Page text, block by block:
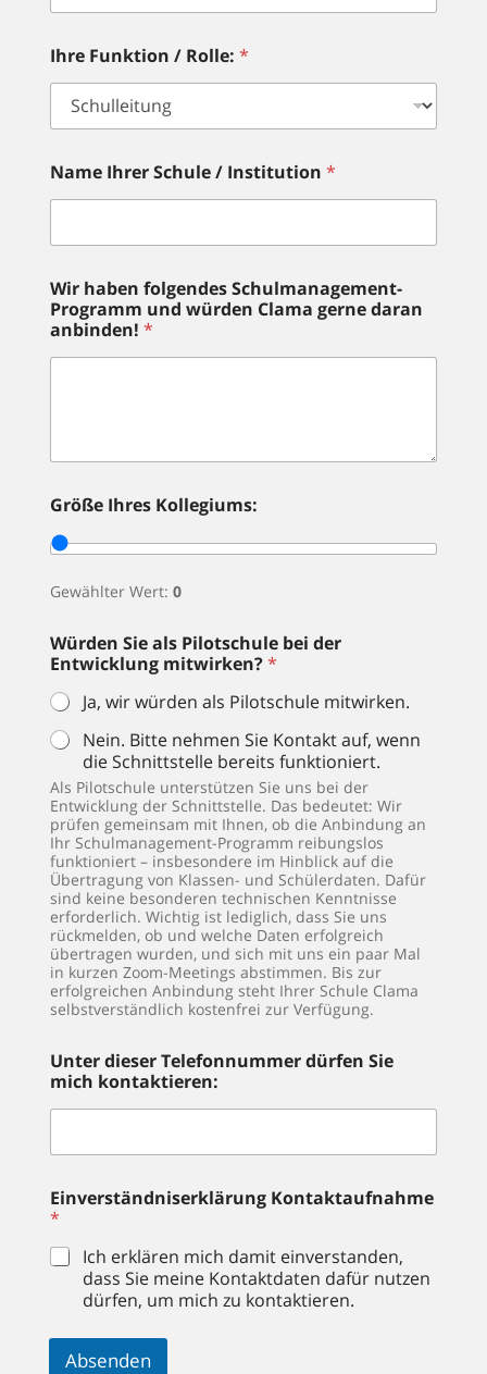
o
l
e
F
u
n
t
o
n
U
Ihre Funktion / Rolle: *
Name Ihrer Schule / Institution *
Wir haben folgendes Schulmanagement-
Programm und würden Clama gerne daran
anbinden! *
Größe Ihres Kollegiums:
Gewählter Wert: 0
Würden Sie als Pilotschule bei der
Entwicklung mitwirken?*
Ja, wir würden als Pilotschule mitwirken.
Nein. Bitte nehmen Sie Kontakt auf, wenn
die Schnittstelle bereits funktioniert.
Als Pilotschule unterstützen Sie uns bei der
Entwicklung der Schnittstelle. Das bedeutet: Wir
prüfen gemeinsam mit Ihnen, ob die Anbindung an
Ihr Schulmanagement-Programm reibungslos
funktioniert – insbesondere im Hinblick auf die
Übertragung von Klassen- und Schülerdaten. Dafür
sind keine besonderen technischen Kenntnisse
erforderlich. Wichtig ist lediglich, dass Sie uns
rückmelden, ob und welche Daten erfolgreich
übertragen wurden, und sich mit uns ein paar Mal
in kurzen Zoom-Meetings abstimmen. Bis zur
erfolgreichen Anbindung steht Ihrer Schule Clama
selbstverständlich kostenfrei zur Verfügung.
Unter dieser Telefonnummer dürfen Sie
mich kontaktieren:
Einverständniserklärung Kontaktaufnahme
*
Ich erklären mich damit einverstanden,
dass Sie meine Kontaktdaten dafür nutzen
dürfen, um mich zu kontaktieren.
Absenden